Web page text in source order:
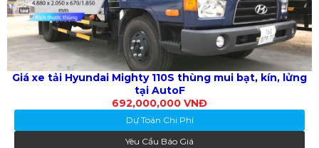
Giá xe tải Hyundai Mighty 110S thùng mui bạt, kín, lửng
tại AutoF
692,000,000 VNĐ
Dự Toán Chi Phí
Yêu Cầu Báo Giá